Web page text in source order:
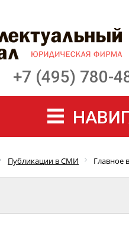
+7 (495) 780-
Публикации в СМИ Главное